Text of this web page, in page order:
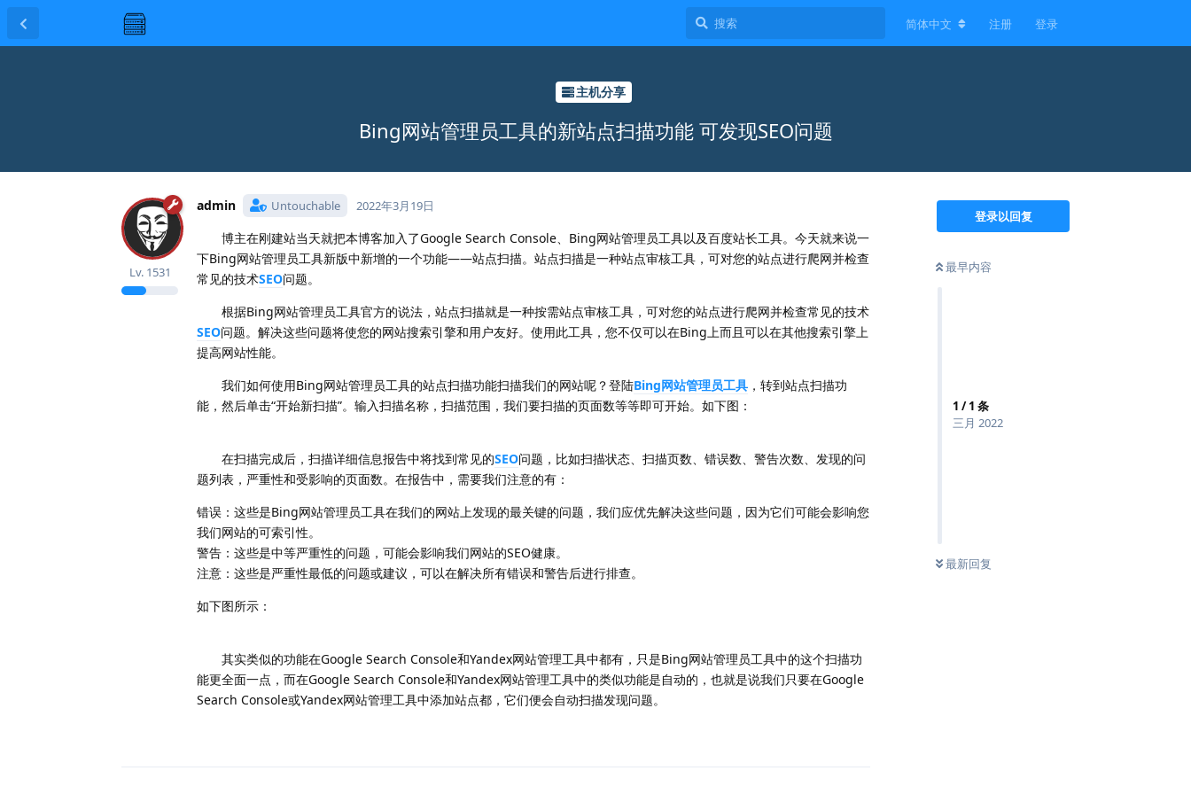
简体中文 注册 登录
主机分享
Bing网站管理员工具的新站点扫描功能 可发现SEO问题
登录以回复
最早内容
1 /1 条
三月 2022
最新回复
admin Untouchable
Lv. 1531
2022年3月19日
博主在刚建站当天就把本博客加入了Google Search Console、Bing网站管理员工具以及百度站长工具。今天就来说一
下Bing网站管理员工具新版中新增的一个功能——站点扫描。站点扫描是一种站点审核工具，可对您的站点进行爬网并检查
常见的技术SEO问题。
根据Bing网站管理员工具官方的说法，站点扫描就是一种按需站点审核工具，可对您的站点进行爬网并检查常见的技术
SEO问题。解决这些问题将使您的网站搜索引擎和用户友好。使用此工具，您不仅可以在Bing上而且可以在其他搜索引擎上
提高网站性能。
我们如何使用Bing网站管理员工具的站点扫描功能扫描我们的网站呢？登陆Bing网站管理员工具 ，转到站点扫描功
能，然后单击“开始新扫描”。输入扫描名称，扫描范围，我们要扫描的页面数等等即可开始。如下图：
在扫描完成后，扫描详细信息报告中将找到常见的SEO问题，比如扫描状态、扫描页数、错误数、警告次数、发现的问
题列表，严重性和受影响的页面数。在报告中，需要我们注意的有：
错误：这些是Bing网站管理员工具在我们的网站上发现的最关键的问题，我们应优先解决这些问题，因为它们可能会影响您
我们网站的可索引性。
警告：这些是中等严重性的问题，可能会影响我们网站的SEO健康。
注意：这些是严重性最低的问题或建议，可以在解决所有错误和警告后进行排查。
如下图所示：
其实类似的功能在Google Search Console和Yandex网站管理工具中都有，只是Bing网站管理员工具中的这个扫描功
能更全面一点，而在Google Search Console和Yandex网站管理工具中的类似功能是自动的，也就是说我们只要在Google
Search Console或Yandex网站管理工具中添加站点都，它们便会自动扫描发现问题。